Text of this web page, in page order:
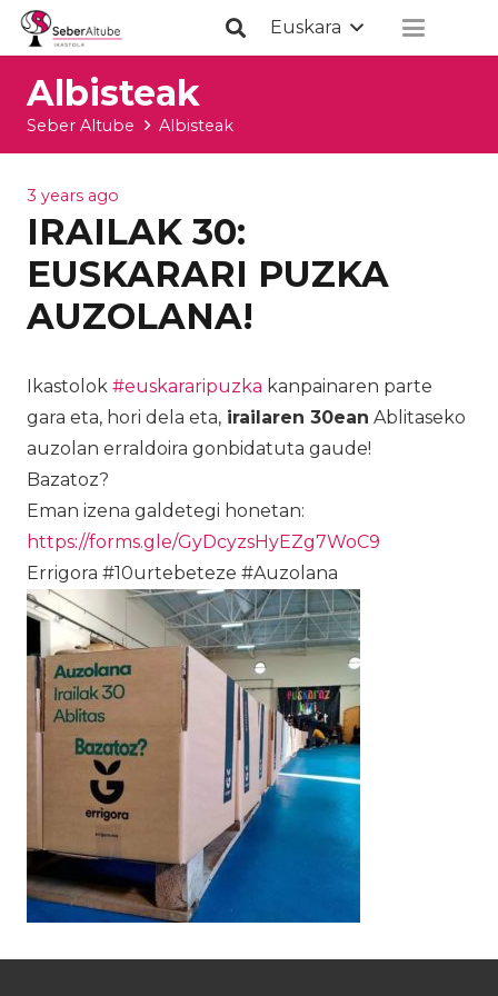
Euskara
Albisteak
Seber Altube Albisteak
3 years ago
IRAILAK 30:
EUSKARARI PUZKA
AUZOLANA!
Ikastolok #euskararipuzka kanpainaren parte
gara eta, hori dela eta, irailaren 30ean Ablitaseko
auzolan erraldoira gonbidatuta gaude!
Bazatoz?
Eman izena galdetegi honetan:
https://forms.gle/GyDcyzsHyEZg7WoC9
Errigora #10urtebeteze #Auzolana